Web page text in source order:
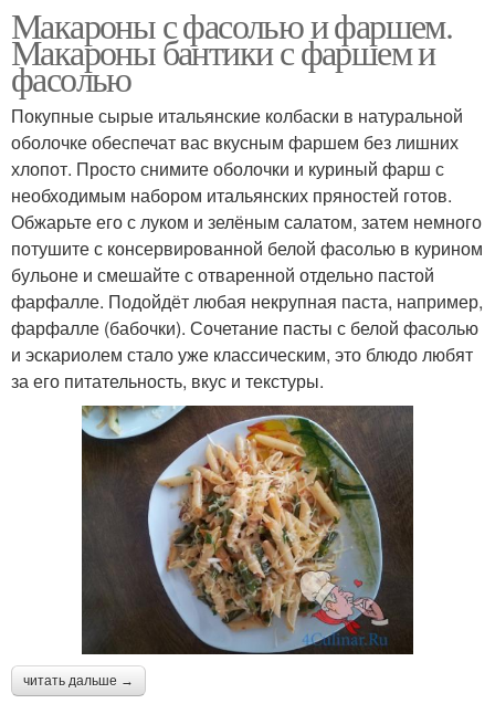
Макароны с фасолью и фаршем.
Макароны бантики с фаршем и
фасолью
Покупные сырые итальянские колбаски в натуральной
оболочке обеспечат вас вкусным фаршем без лишних
хлопот. Просто снимите оболочки и куриный фарш с
необходимым набором итальянских пряностей готов.
Обжарьте его с луком и зелёным салатом, затем немного
потушите с консервированной белой фасолью в курином
бульоне и смешайте с отваренной отдельно пастой
фарфалле. Подойдёт любая некрупная паста, например,
фарфалле (бабочки). Сочетание пасты с белой фасолью
и эскариолем стало уже классическим, это блюдо любят
за его питательность, вкус и текстуры.
читать дальше →